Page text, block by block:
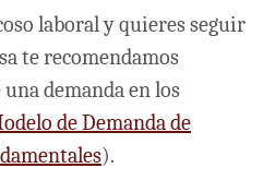
laboral y quieres seguir
te recomendamos
demanda en los
de Demanda de
).